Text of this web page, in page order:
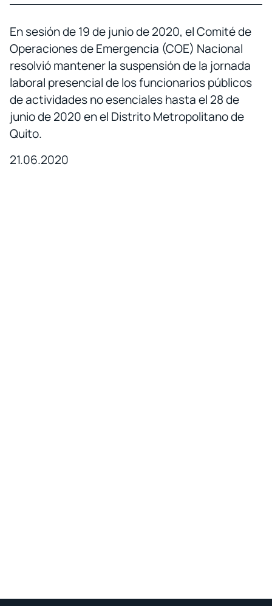
En sesión de 19 de junio de 2020, el Comité de
Operaciones de Emergencia (COE) Nacional
resolvió mantener la suspensión de la jornada
laboral presencial de los funcionarios públicos
de actividades no esenciales hasta el 28 de
junio de 2020 en el Distrito Metropolitano de
Quito.
21.06.2020